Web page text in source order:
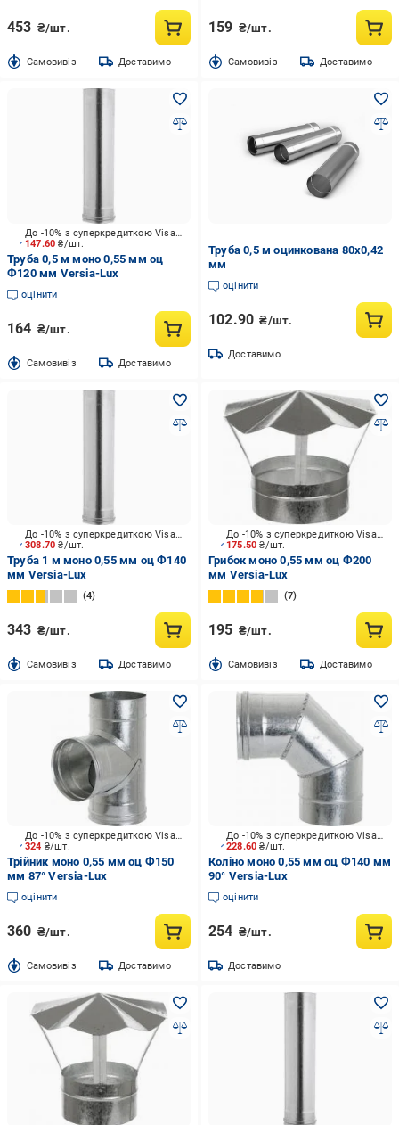
453 ₴/шт.
Cамовивіз Доставимо
159 ₴/шт.
Cамовивіз Доставимо
147.60₴/шт.
До -10% з суперкредиткою Visa Вигода
Труба 0,5 м моно 0,55 мм оц
Ф120 мм Versia-Lux
оцінити
164 ₴/шт.
Cамовивіз Доставимо
Труба 0,5 м оцинкована 80х0,42
мм
оцінити
102.90 ₴/шт.
Доставимо
308.70₴/шт.
До -10% з суперкредиткою Visa Вигода
Труба 1 м моно 0,55 мм оц Ф140
мм Versia-Lux
4
343 ₴/шт.
Cамовивіз Доставимо
175.50₴/шт.
До -10% з суперкредиткою Visa Вигода
Грибок моно 0,55 мм оц Ф200
мм Versia-Lux
7
195 ₴/шт.
Cамовивіз Доставимо
324 ₴/шт.
До -10% з суперкредиткою Visa Вигода
Трійник моно 0,55 мм оц Ф150
мм 87° Versia-Lux
оцінити
360 ₴/шт.
Cамовивіз Доставимо
228.60₴/шт.
До -10% з суперкредиткою Visa Вигода
Коліно моно 0,55 мм оц Ф140 мм
90° Versia-Lux
оцінити
254 ₴/шт.
Доставимо